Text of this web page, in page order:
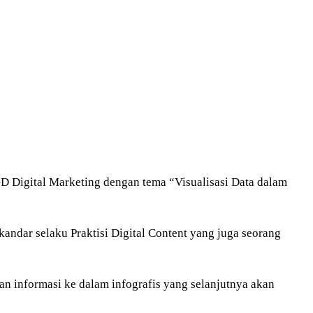
Digital Marketing dengan tema “Visualisasi Data dalam
selaku Praktisi Digital Content yang juga seorang
informasi ke dalam infografis yang selanjutnya akan